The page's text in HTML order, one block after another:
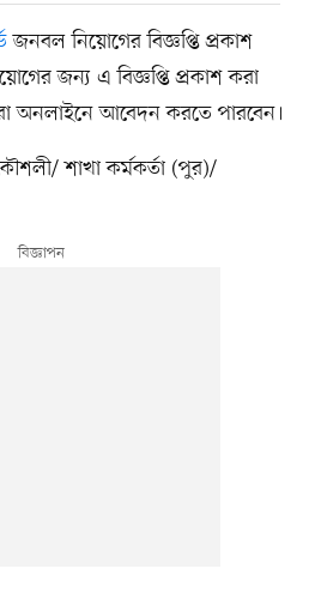
জনবল নিয়োগের বিজ্ঞপ্তি প্রকাশ
জন্য এ বিজ্ঞপ্তি প্রকাশ করা
অনলাইনে আবেদন করতে পারবেন।
শাখা কর্মকর্তা (পুর)/